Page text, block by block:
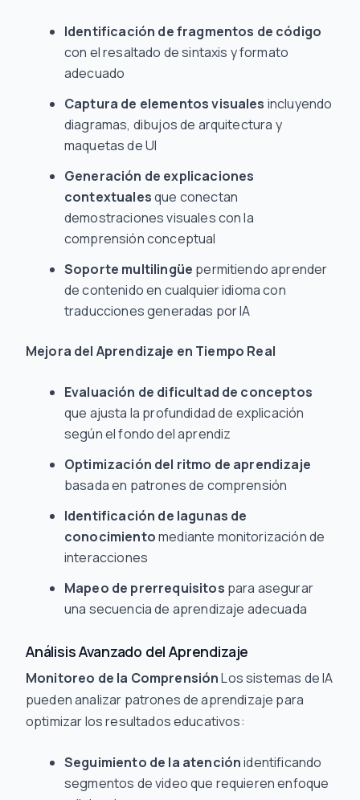
Identificación de fragmentos de código
con el resaltado de sintaxis y formato
adecuado
Captura de elementos visuales incluyendo
diagramas, dibujos de arquitectura y
maquetas de UI
Generación de explicaciones
contextualesque conectan
demostraciones visuales con la
comprensión conceptual
Soporte multilingüe permitiendo aprender
de contenido en cualquier idioma con
traducciones generadas por IA
Mejora del Aprendizaje en Tiempo Real
Evaluación de dificultad de conceptos
que ajusta la profundidad de explicación
según el fondo del aprendiz
Optimización del ritmo de aprendizaje
basada en patrones de comprensión
Identificación de lagunas de
conocimientomediante monitorización de
interacciones
Mapeo de prerrequisitos para asegurar
una secuencia de aprendizaje adecuada
Análisis Avanzado del Aprendizaje
Monitoreo de la ComprensiónLos sistemas de IA
pueden analizar patrones de aprendizaje para
optimizar los resultados educativos:
Seguimiento de la atenciónidentificando
segmentos de video que requieren enfoque